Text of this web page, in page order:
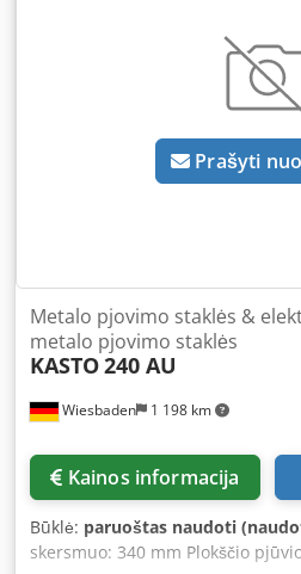
kampu 45 (round, square, flat)
mm Pjovimas kampu 60 (round,
100 / 120 x 60 Dkjdpfxewfd Ics
350 mm opt.) Ø 400 to 450 mm
klausimų, mielai atsakysime.
Prašyti
Wiesbaden 1 198 km
Metalo pjovimo staklės &
metalo pjovimo staklės
KASTO240 AU
Kainos informacija
Būklė: paruoštas naudoti
skersmuo: 340 mm Plokščio